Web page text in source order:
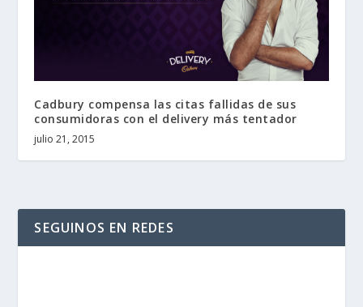
Cadbury compensa las citas fallidas de sus
consumidoras con el delivery más tentador
julio 21, 2015
SEGUINOS EN REDES